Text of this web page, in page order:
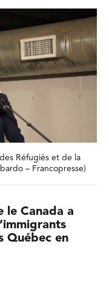
Réfugiés et de la
– Francopresse)
le Canada a
Québec en